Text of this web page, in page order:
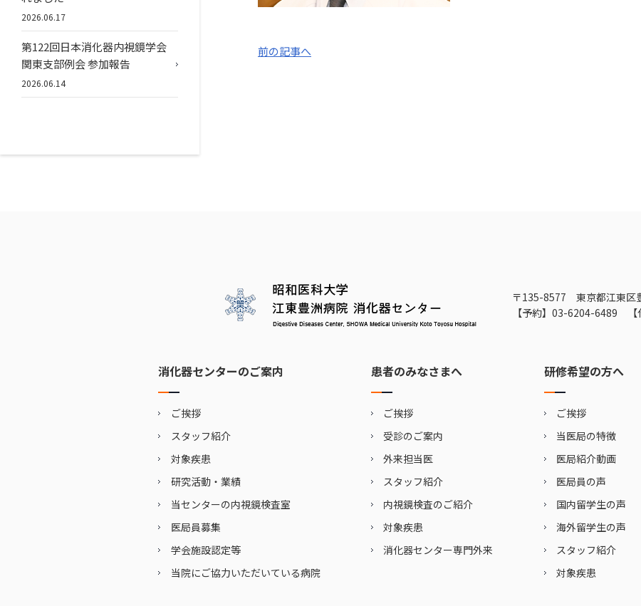
前の記事へ
2026.06.17
第122回日本消化器内視鏡学会
関東支部例会 参加報告
2026.06.14
〒135-8577 東京都江東区
【予約】 03-6204-6489 【
消化器センターのご案内
ご挨拶
スタッフ紹介
対象疾患
研究活動・業績
当センターの内視鏡検査室
医局員募集
学会施設認定等
当院にご協力いただいている病院
患者のみなさまへ
ご挨拶
受診のご案内
外来担当医
スタッフ紹介
内視鏡検査のご紹介
対象疾患
消化器センター専門外来
研修希望の方へ
ご挨拶
当医局の特徴
医局紹介動画
医局員の声
国内留学生の声
海外留学生の声
スタッフ紹介
対象疾患